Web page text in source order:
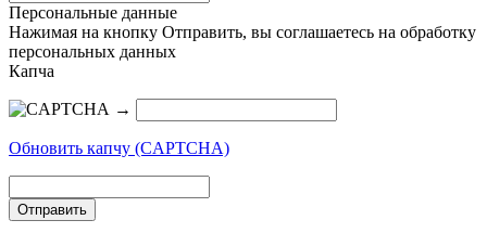
Персональные данные
Нажимая на кнопку Отправить, вы соглашаетесь на обработку
персональных данных
Капча
→
Обновить капчу (CAPTCHA)
Отправить